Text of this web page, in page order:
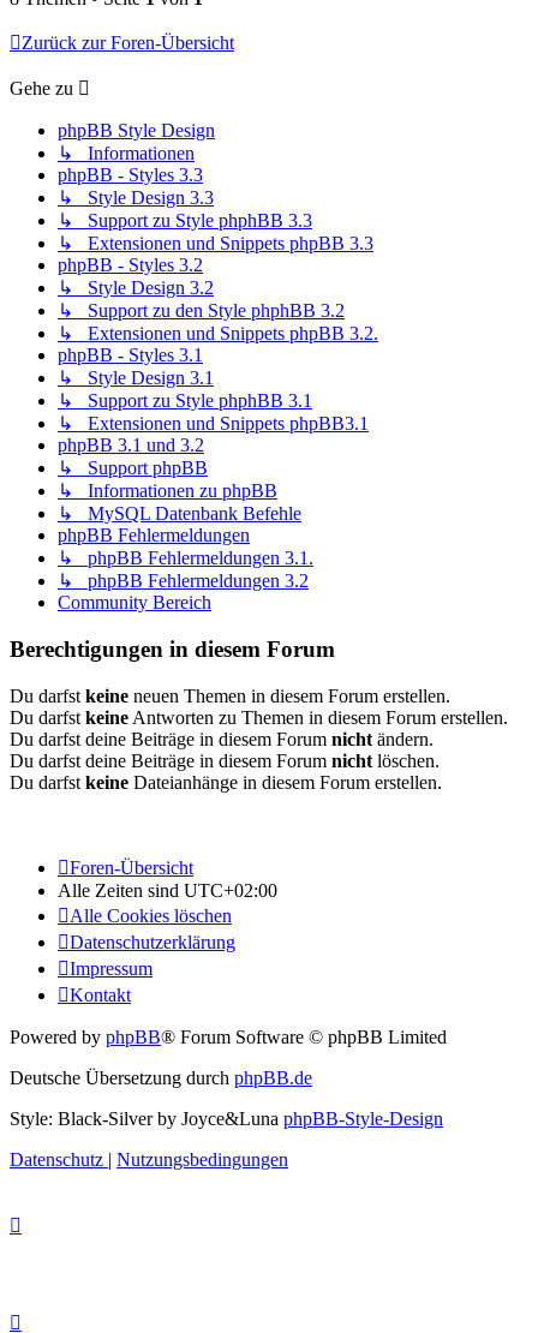
Zurück zur Foren-Übersicht
Gehe zu
phpBB Style Design
↳ Informationen
phpBB - Styles 3.3
↳ Style Design 3.3
↳ Support zu Style phphBB 3.3
↳ Extensionen und Snippets phpBB 3.3
phpBB - Styles 3.2
↳ Style Design 3.2
↳ Support zu den Style phphBB 3.2
↳ Extensionen und Snippets phpBB 3.2.
phpBB - Styles 3.1
↳ Style Design 3.1
↳ Support zu Style phphBB 3.1
↳ Extensionen und Snippets phpBB3.1
phpBB 3.1 und 3.2
↳ Support phpBB
↳ Informationen zu phpBB
↳ MySQL Datenbank Befehle
phpBB Fehlermeldungen
↳ phpBB Fehlermeldungen 3.1.
↳ phpBB Fehlermeldungen 3.2
Community Bereich
Berechtigungen in diesem Forum
Du darfst keine neuen Themen in diesem Forum erstellen.
Du darfst keine Antworten zu Themen in diesem Forum erstellen.
Du darfst deine Beiträge in diesem Forum nicht ändern.
Du darfst deine Beiträge in diesem Forum nicht löschen.
Du darfst keine Dateianhänge in diesem Forum erstellen.
Foren-Übersicht
Alle Zeiten sind UTC+02:00
Alle Cookies löschen
Datenschutzerklärung
Impressum
Kontakt
Powered by phpBB® Forum Software © phpBB Limited
Deutsche Übersetzung durch phpBB.de
Style: Black-Silver by Joyce&Luna phpBB-Style-Design
Datenschutz | Nutzungsbedingungen